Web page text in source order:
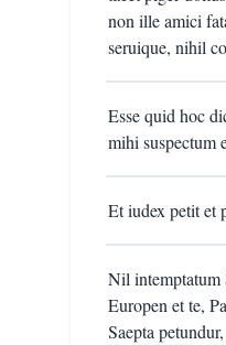
non ille amici
seruique, nihil
Esse quid hoc
mihi suspectum
Et iudex petit et
Nil intemptatum
Europen et te,
Saepta